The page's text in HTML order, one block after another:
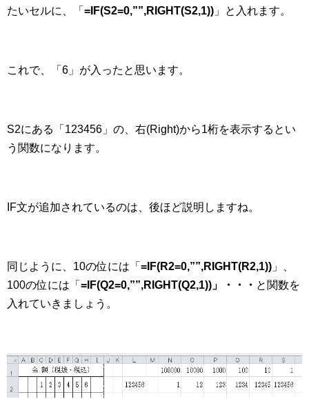
たいセルに、「 =IF(S2=0,””,RIGHT(S2,1)) 」と入れます。
これで、「6」が入ったと思います。
S2にある「123456」の、右(Right)から1桁を表示するとい
う関数になります。
IF文が追加されているのは、後ほど説明しますね。
同じように、10の位には「 =IF(R2=0,””,RIGHT(R2,1)) 」、
100の位には「 =IF(Q2=0,””,RIGHT(Q2,1))」・・・ と関数を
入れていきましょう。